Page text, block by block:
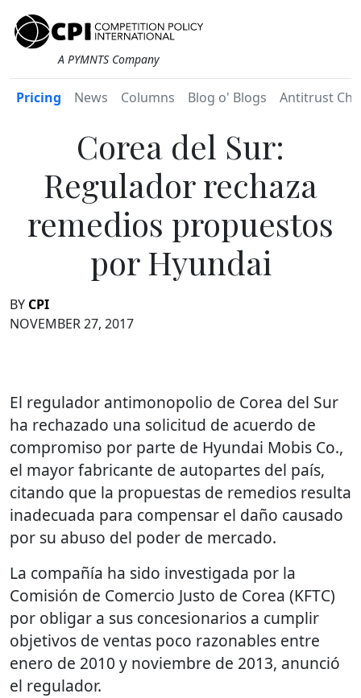
A PYMNTS Company
Pricing News Columns Blog o' Blogs Antitrust
Corea del Sur:
Regulador rechaza
remedios propuestos
por Hyundai
BY CPI
NOVEMBER 27, 2017
El regulador antimonopolio de Corea del Sur
ha rechazado una solicitud de acuerdo de
compromiso por parte de Hyundai Mobis Co.,
el mayor fabricante de autopartes del país,
citando que la propuestas de remedios resulta
inadecuada para compensar el daño causado
por su abuso del poder de mercado.
La compañía ha sido investigada por la
Comisión de Comercio Justo de Corea (KFTC)
por obligar a sus concesionarios a cumplir
objetivos de ventas poco razonables entre
enero de 2010 y noviembre de 2013, anunció
el regulador.